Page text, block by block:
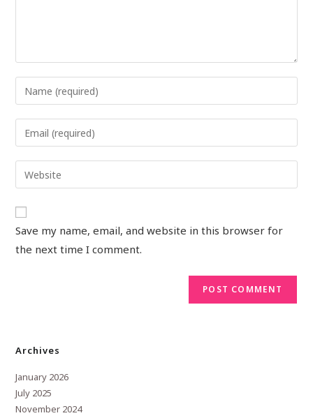
Save my name, email, and website in this browser for
the next time I comment.
Archives
January 2026
July 2025
November 2024